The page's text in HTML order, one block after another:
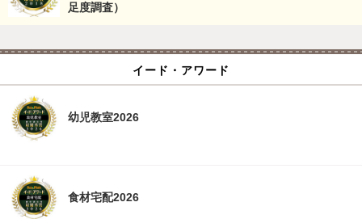
足度調査）
イード・アワード
幼児教室2026
食材宅配2026